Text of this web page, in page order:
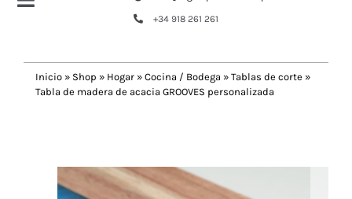
Toggle
Tazas y botellas
+34 918 261 261
Inicio » Shop » Hogar » Cocina / Bodega » Tablas de corte »
Tabla de madera de acacia GROOVES personalizada